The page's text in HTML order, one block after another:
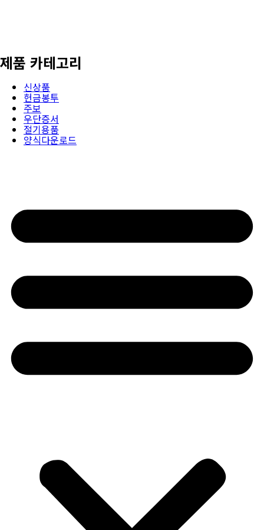
제품 카테고리
신상품
헌금봉투
주보
우단증서
절기용품
양식다운로드